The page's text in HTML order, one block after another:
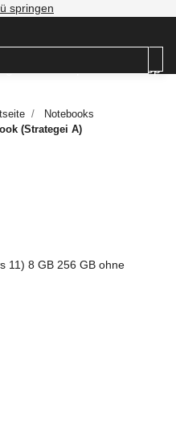
springen
Notebooks
(Strategei A)